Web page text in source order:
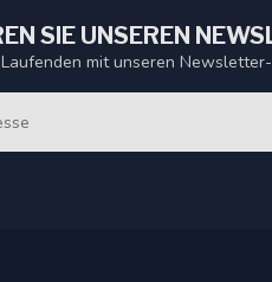
SIE UNSEREN
mit unseren